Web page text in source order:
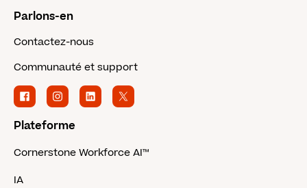
Parlons-en
Contactez-nous
Communauté et support
Plateforme
Cornerstone Workforce AI™
IA